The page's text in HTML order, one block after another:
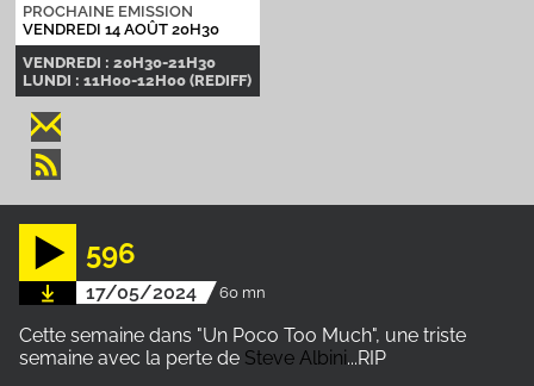
PROCHAINE EMISSION
VENDREDI 14 AOÛT 20H30
VENDREDI : 20H30-21H30
LUNDI : 11H00-12H00 (REDIFF)
596
17/05/2024 60 mn
Cette semaine dans "Un Poco Too Much", une triste
semaine avec la perte de Steve Albini...RIP